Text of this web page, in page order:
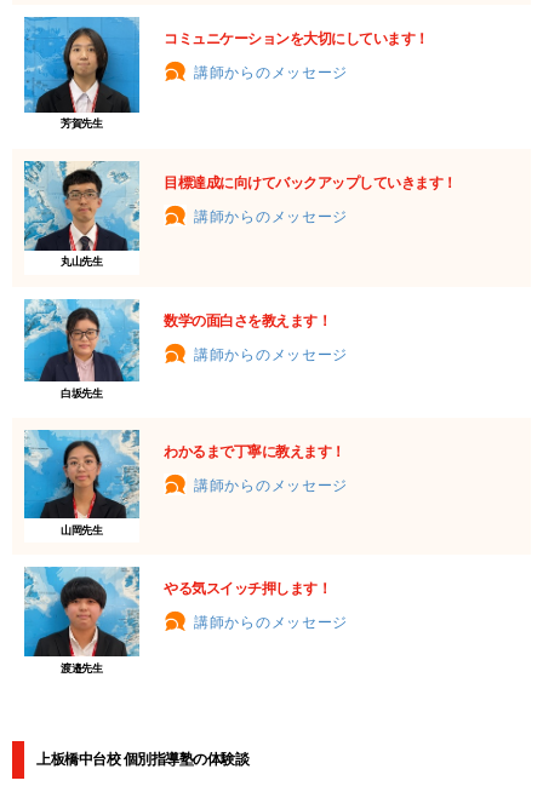
芳賀先生
コミュニケーションを大切にしています！
講師からのメッセージ
丸山先生
目標達成に向けてバックアップしていきます！
講師からのメッセージ
白坂先生
数学の面白さを教えます！
講師からのメッセージ
山岡先生
わかるまで丁寧に教えます！
講師からのメッセージ
渡邉先生
やる気スイッチ押します！
講師からのメッセージ
上板橋中台校 個別指導塾の体験談